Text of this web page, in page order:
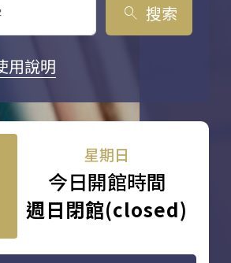
search 搜索
用說明
星期日
今日開館時間
週日閉館(closed)